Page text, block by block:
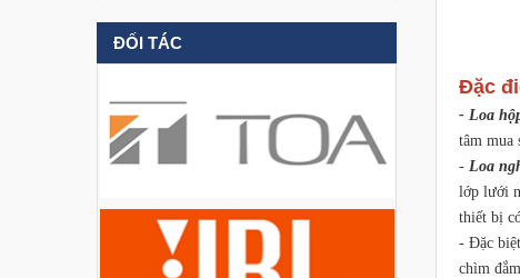
Loa Party House KT510
Liên hệ
Loa Party House PH12
Liên hệ
ĐỐI TÁC
Đặc
- Loa
tâm mua
- Loa
lớp lưới
thiết bị
- Đặc biệt
chìm